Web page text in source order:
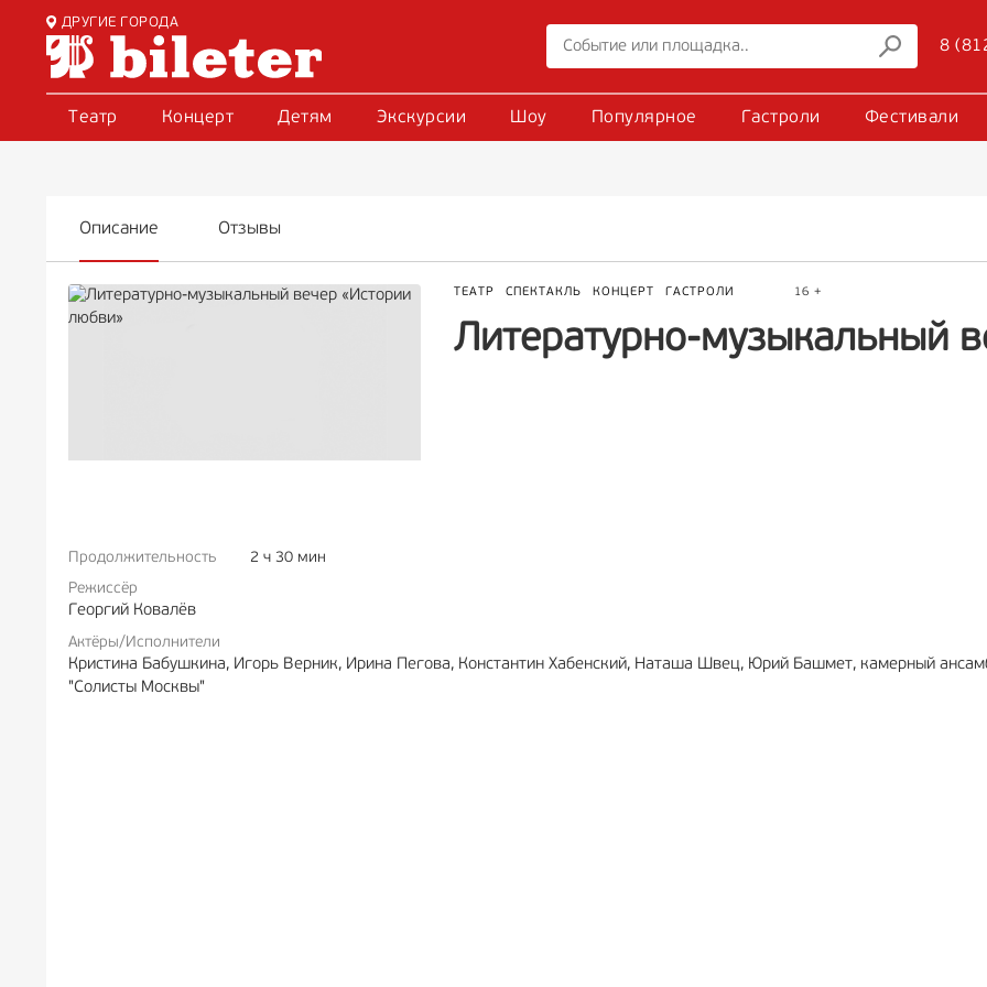
ДРУГИЕ ГОРОДА
8
Театр Концерт Детям Экскурсии Шоу Популярное Гастроли Фестивали
Описание Отзывы
ТЕАТР СПЕКТАКЛЬ КОНЦЕРТ ГАСТРОЛИ 16 +
Литературно-музыкальный
Продолжительность
2 ч 30 мин
Режиссёр
Георгий Ковалёв
Актёры/Исполнители
Кристина Бабушкина, Игорь Верник, Ирина Пегова, Константин Хабенский, Наташа Швец, Юрий Башмет, камерный
"Солисты Москвы"